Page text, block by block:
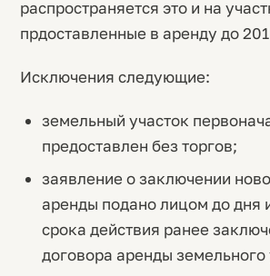
распространяется это и на
прдоставленные в аренду до
Исключения следующие:
земельный участок
предоставлен без торгов;
заявление о заключении
аренды подано лицом до дня
срока действия ранее
договора аренды земельного